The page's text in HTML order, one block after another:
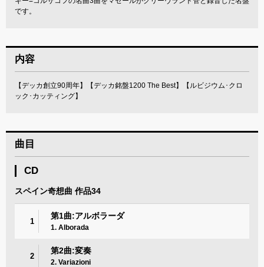
です。
内容
【デッカ創立90周年】【デッカ銘盤1200 The Best】【ルビジウム･クロ
ック･カッティング】
曲目
CD
スペイン奇想曲 作品34
1
第1曲:アルボラーダ
1. Alborada
2
第2曲:変奏
2. Variazioni